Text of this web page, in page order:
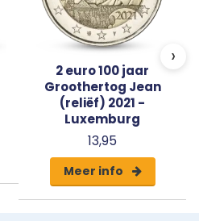
2 euro 100 jaar
Groothertog Jean
(reliëf) 2021 -
Luxemburg
13,95
Meer info
›